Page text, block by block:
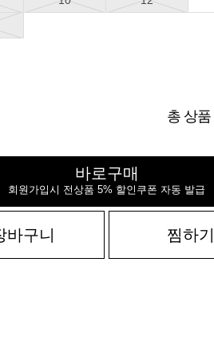
총 상품
바로구매
회원가입시 전상품 5% 할인쿠폰 자동 발급
바구니 찜하기